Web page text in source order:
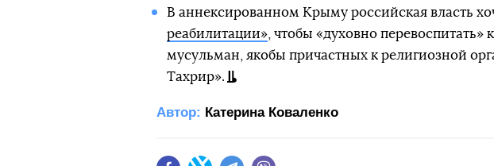
В аннексированном Крыму российская власть
реабилитации», чтобы «духовно перевоспитать»
мусульман, якобы причастных к религиозной
Тахрир».
Автор: Катерина Коваленко